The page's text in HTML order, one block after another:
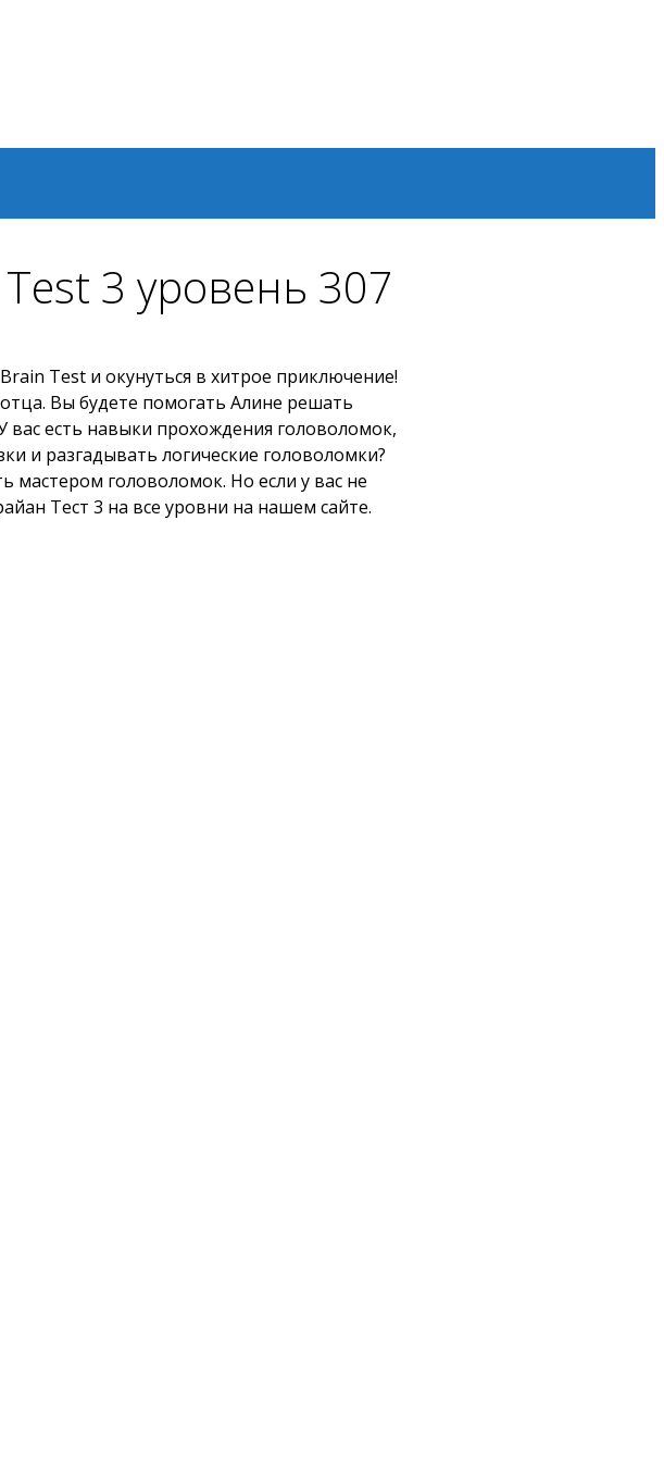
3 уровень 307
Test и окунуться в хитрое приключение!
Вы будете помогать Алине решать
есть навыки прохождения головоломок,
и разгадывать логические головоломки?
мастером головоломок. Но если у вас не
Тест 3 на все уровни на нашем сайте.